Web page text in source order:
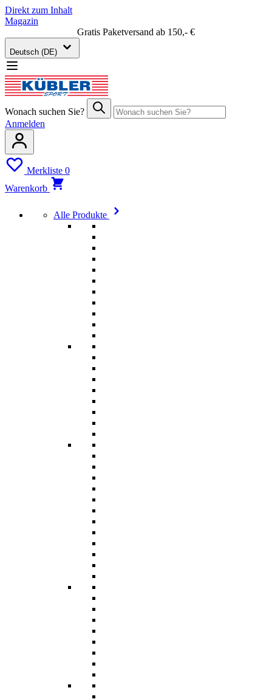
Direkt zum Inhalt
Magazin
Gratis Paketversand ab 150,- €
Deutsch (DE)
Wonach suchen Sie?
Anmelden
Merkliste 0
Warenkorb
Alle Produkte